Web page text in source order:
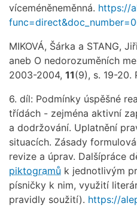
víceméněneměnná. https://
MIKOVÁ, Šárka a STANG,
aneb O nedorozuměních
2003-2004, 11(9), s. 19-20.
6. díl: Podmínky úspěšné
třídách - zejména aktivní
a dodržování. Uplatnění
situacích. Zásady
revize a úprav. Dalšípráce
piktogramů k jednotlivým
písničky k nim, využití
pravidly soužití). https://